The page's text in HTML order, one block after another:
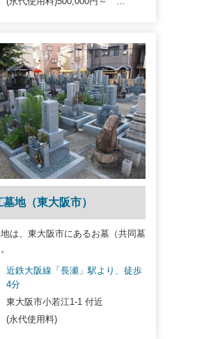
地（東大阪市）
は、東大阪市にあるお墓（共同墓
近鉄大阪線「長瀬」駅より、徒歩
4分
東大阪市小若江1-1 付近
(永代使用料)